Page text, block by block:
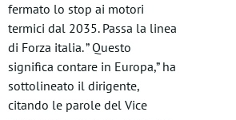
fermato lo stop ai motori
termici dal 2035. Passa la linea
di Forza italia. ” Questo
significa contare in Europa,” ha
sottolineato il dirigente,
citando le parole del Vice